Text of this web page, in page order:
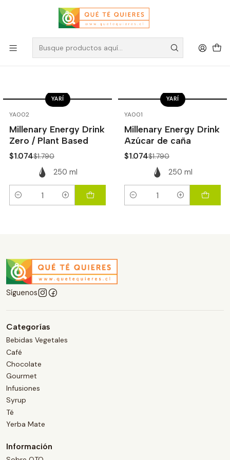
Ice Yerba Mate
Filtros
YA002
YARÍ
Millenary Energy Drink
Zero / Plant Based
$1.074$1.790
250 ml
Cantidad
YA001
YARÍ
Millenary Energy Drink
Azúcar de caña
$1.074$1.790
250 ml
Cantidad
Síguenos
Categorías
Bebidas Vegetales
Café
Chocolate
Gourmet
Infusiones
Syrup
Té
Yerba Mate
Información